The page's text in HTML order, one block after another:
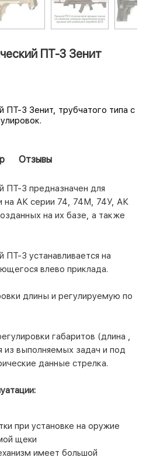
ПТ-3 Зенит
ПТ-3 Зенит, трубчатого типа с
Отзывы
ПТ-3 предназначен для
на АК серии 74, 74М, 74У, АК
на их базе, а также
ПТ-3 устанавливается на
влево приклада.
длины и регулируемую по
габаритов (длина ,
из выполняемых задач и под
данные стрелка.
при установке на оружие
щеки
имеет большой